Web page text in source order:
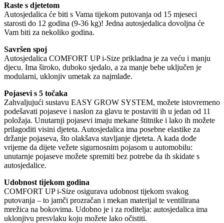
Raste s djetetom
Autosjedalica će biti s Vama tijekom putovanja od 15 mjeseci
starosti do 12 godina (9-36 kg)! Jedna autosjedalica dovoljna će
Vam biti za nekoliko godina.
Savršen spoj
Autosjedalica COMFORT UP i-Size prikladna je za veću i manju
djecu. Ima široko, duboko sjedalo, a za manje bebe uključen je
modularni, uklonjiv umetak za najmlađe.
Pojasevi s 5 točaka
Zahvaljujući sustavu EASY GROW SYSTEM, možete istovremeno
podešavati pojaseve i naslon za glavu te postaviti ih u jedan od 11
položaja. Unutarnji pojasevi imaju mekane štitnike i lako ih možete
prilagoditi visini djeteta. Autosjedalica ima posebne elastike za
držanje pojaseva, što olakšava stavljanje djeteta. A kada dođe
vrijeme da dijete vežete sigurnosnim pojasom u automobilu:
unutarnje pojaseve možete spremiti bez potrebe da ih skidate s
autosjedalice.
Udobnost tijekom godina
COMFORT UP i-Size osigurava udobnost tijekom svakog
putovanja – to jamči prozračan i mekan materijal te ventilirana
mrežica na bokovima. Udobno je i za roditelja: autosjedalica ima
uklonjivu presvlaku koju možete lako očistiti.